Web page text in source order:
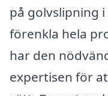
på golvslipning
förenkla hela
har den
expertisen för